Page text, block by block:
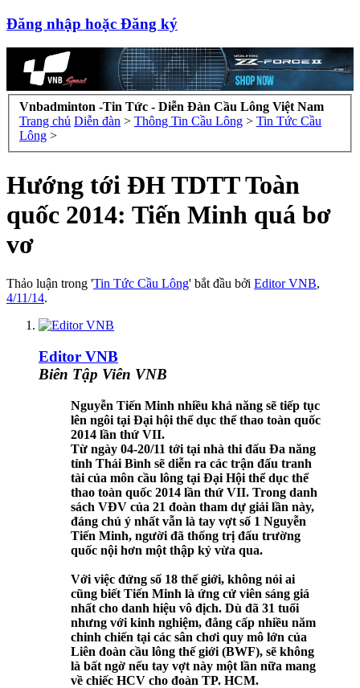
Đăng nhập hoặc Đăng ký
Vnbadminton -Tin Tức - Diễn Đàn Cầu Lông Việt Nam
Trang chủ Diễn đàn > Thông Tin Cầu Lông > Tin Tức Cầu
Lông >
Hướng tới ĐH TDTT Toàn
quốc 2014: Tiến Minh quá bơ
vơ
Thảo luận trong 'Tin Tức Cầu Lông' bắt đầu bởi Editor VNB,
4/11/14.
Editor VNB
Biên Tập Viên VNB
Nguyễn Tiến Minh nhiều khả năng sẽ tiếp tục
lên ngôi tại Đại hội thể dục thể thao toàn quốc
2014 lần thứ VII.
Từ ngày 04-20/11 tới tại nhà thi đấu Đa năng
tỉnh Thái Bình sẽ diễn ra các trận đấu tranh
tài của môn cầu lông tại Đại Hội thể dục thể
thao toàn quốc 2014 lần thứ VII. Trong danh
sách VĐV của 21 đoàn tham dự giải lần này,
đáng chú ý nhất vẫn là tay vợt số 1 Nguyễn
Tiến Minh, người đã thống trị đấu trường
quốc nội hơn một thập kỷ vừa qua.
Với việc đứng số 18 thế giới, không nói ai
cũng biết Tiến Minh là ứng cử viên sáng giá
nhất cho danh hiệu vô địch. Dù đã 31 tuổi
nhưng với kinh nghiệm, đẳng cấp nhiều năm
chinh chiến tại các sân chơi quy mô lớn của
Liên đoàn cầu lông thế giới (BWF), sẽ không
là bất ngờ nếu tay vợt này một lần nữa mang
về chiếc HCV cho đoàn TP. HCM.